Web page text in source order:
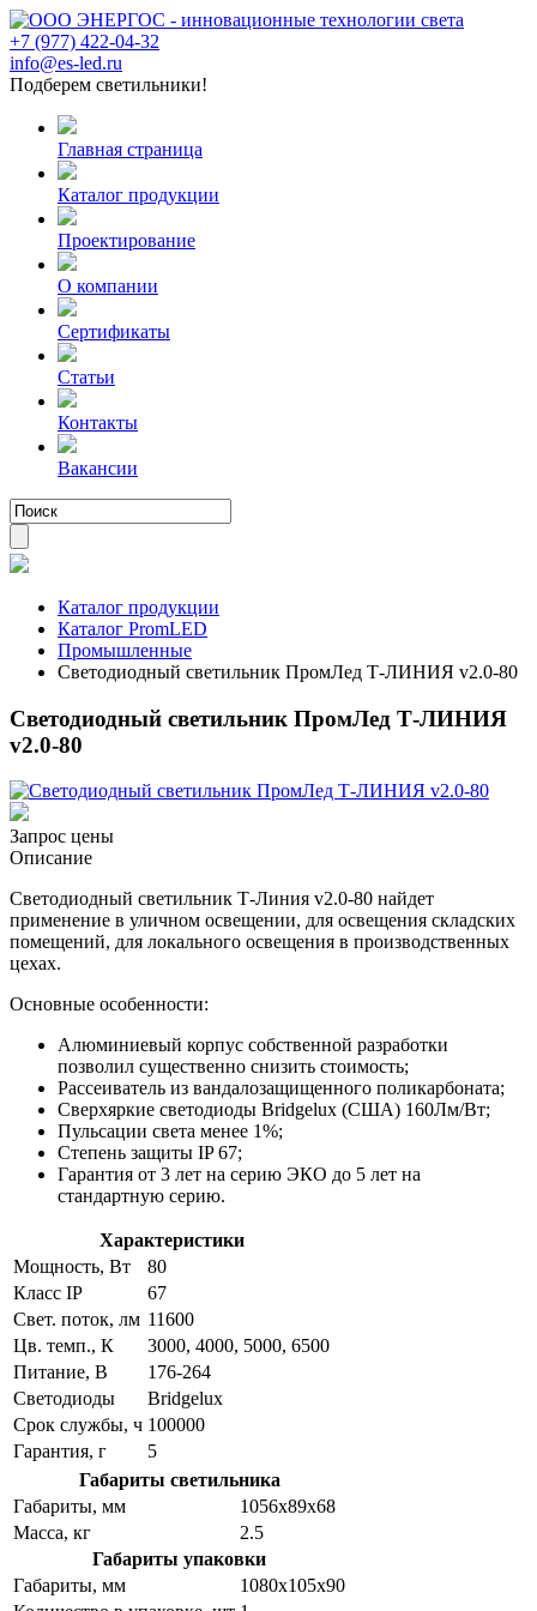
+7 (977) 422-04-32
info@es-led.ru
Подберем светильники!
Главная страница
Каталог продукции
Проектирование
О компании
Сертификаты
Статьи
Контакты
Вакансии
Каталог продукции
Каталог PromLED
Промышленные
Светодиодный светильник ПромЛед Т-ЛИНИЯ v2.0-80
Светодиодный светильник ПромЛед Т-ЛИНИЯ
v2.0-80
Запрос цены
Описание
Светодиодный светильник Т-Линия v2.0-80 найдет
применение в уличном освещении, для освещения складских
помещений, для локального освещения в производственных
цехах.
Основные особенности:
Алюминиевый корпус собственной разработки
позволил существенно снизить стоимость;
Рассеиватель из вандалозащищенного поликарбоната;
Сверхяркие светодиоды Bridgelux (США) 160Лм/Вт;
Пульсации света менее 1%;
Степень защиты IP 67;
Гарантия от 3 лет на серию ЭКО до 5 лет на
стандартную серию.
Характеристики
Мощность, Вт
80
Класс IP
67
Свет. поток, лм 11600
Цв. темп., К
3000, 4000, 5000, 6500
Питание, В
176-264
Светодиоды
Bridgelux
Срок службы, ч 100000
Гарантия, г
5
Габариты светильника
Габариты, мм
1056x89x68
Масса, кг
2.5
Габариты упаковки
Габариты, мм
1080x105x90